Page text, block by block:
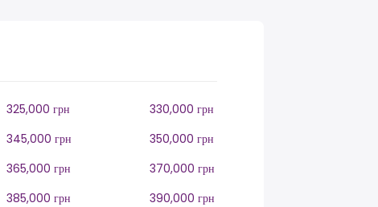
325,000 грн
330,000 грн
345,000 грн
350,000 грн
365,000 грн
370,000 грн
385,000 грн
390,000 грн